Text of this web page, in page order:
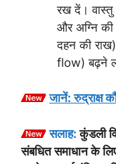
रख दें।
और अग्नि की
दहन की
flow) बढ़ने
जानें: रुद्राक्ष
सलाह: कुंडली
संबधित समाधान के